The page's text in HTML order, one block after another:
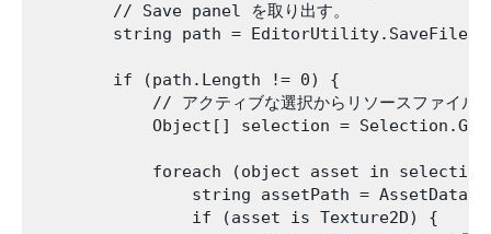
        // Save panel を取り出す。
string path =
        if (path.Length != 0) {
// アクティブな選択からリソースファイル
Object[] selection =
foreach (object asset in
string assetPath =
                if (asset is Texture2D) {